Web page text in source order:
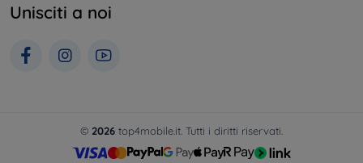
Unisciti a noi
© 2026 top4mobile.it. Tutti i diritti riservati.